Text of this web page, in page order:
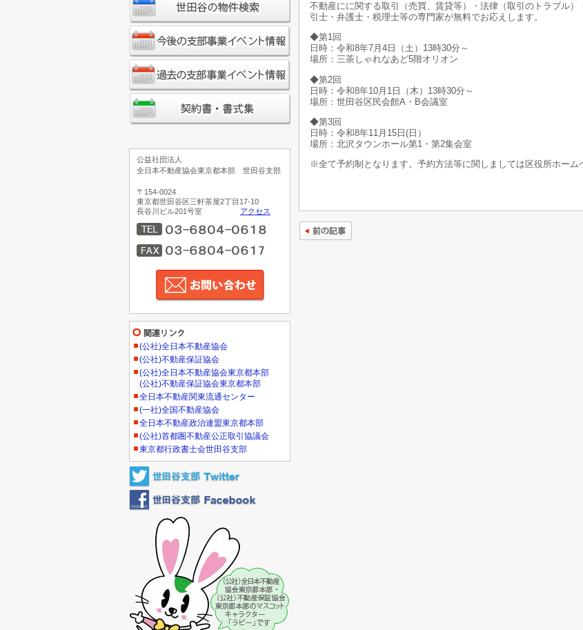
公益社団法人
全日本不動産協会東京都本部 世田谷支部
〒154-0024
東京都世田谷区三軒茶屋2丁目17-10
長谷川ビル201号室 アクセス
(公社)全日本不動産協会
(公社)不動産保証協会
(公社)全日本不動産協会東京都本部
(公社)不動産保証協会東京都本部
全日本不動産関東流通センター
(一社)全国不動産協会
全日本不動産政治連盟東京都本部
(公社)首都圏不動産公正取引協議会
東京都行政書士会世田谷支部
不動産にに関する取引（売買、賃貸等）・法律（取引のトラブル
引士・弁護士・税理士等の専門家が無料でお応えします。
◆第1回
日時：令和8年7月4日（土）13時30分～
場所：三茶しゃれなあど5階オリオン
◆第2回
日時：令和8年10月1日（木）13時30分～
場所：世田谷区民会館A・B会議室
◆第3回
日時：令和8年11月15日(日）
場所：北沢タウンホール第1・第2集会室
※全て予約制となります。予約方法等に関しましては区役所ホーム